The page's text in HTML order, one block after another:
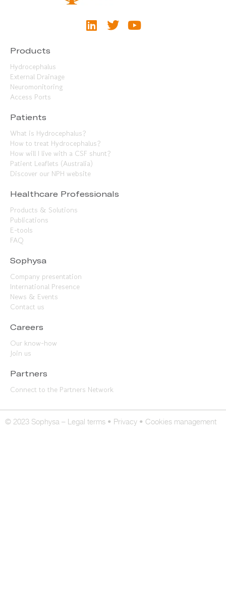
Products
Hydrocephalus
External Drainage
Neuromonitoring
Access Ports
Patients
What is Hydrocephalus?
How to treat Hydrocephalus?
How will I live with a CSF shunt?
Patient Leaflets (Australia)
Discover our NPH website
Healthcare Professionals
Products & Solutions
Publications
E-tools
FAQ
Sophysa
Company presentation
International Presence
News & Events
Contact us
Careers
Our know-how
Join us
Partners
Connect to the Partners Network
© 2023 Sophysa – Legal terms • Privacy • Cookies management